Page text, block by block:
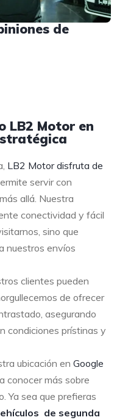
de
LB2 Motor en
LB2 Motor disfruta de
servir con
allá. Nuestra
conectividad y fácil
sino que
nuestros envíos
clientes pueden
de ofrecer
asegurando
condiciones prístinas y
ubicación en Google
conocer más sobre
Ya sea que prefieras
de segunda